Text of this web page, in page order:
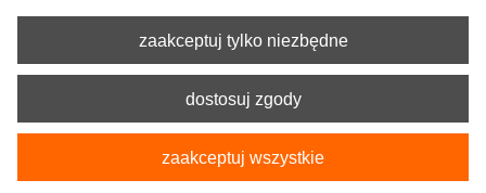
MOŻLIWE FORMY PŁATNOŚCI
pokaż pełną wersję strony
zaakceptuj tylko niezbędne
dostosuj zgody
zaakceptuj wszystkie